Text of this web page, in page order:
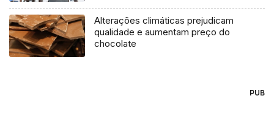
Alterações climáticas prejudicam
qualidade e aumentam preço do
chocolate
PUB